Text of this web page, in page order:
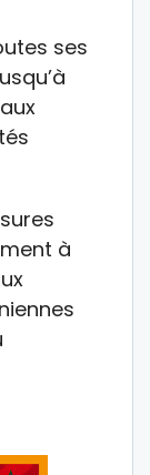
ses
à